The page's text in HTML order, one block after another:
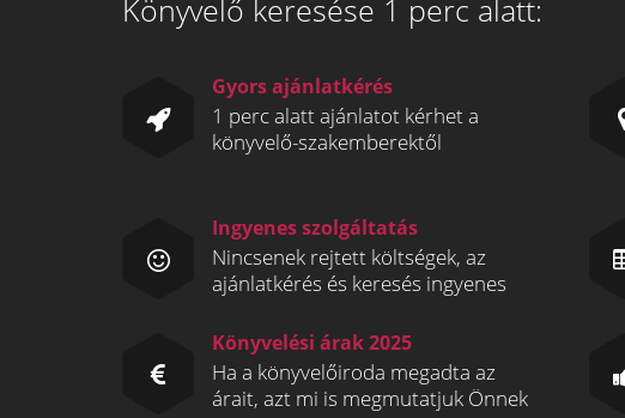
Könyvelő keresése 1 perc alatt:
Gyors ajánlatkérés
1 perc alatt ajánlatot kérhet a
könyvelő-szakemberektől
Ingyenes szolgáltatás
Nincsenek rejtett költségek, az
ajánlatkérés és keresés ingyenes
Könyvelési árak 2025
Ha a könyvelőiroda megadta az
árait, azt mi is megmutatjuk Önnek